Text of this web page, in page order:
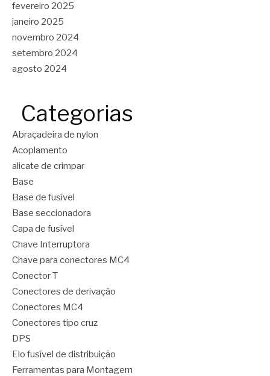
fevereiro 2025
janeiro 2025
novembro 2024
setembro 2024
agosto 2024
Categorias
Abraçadeira de nylon
Acoplamento
alicate de crimpar
Base
Base de fusível
Base seccionadora
Capa de fusível
Chave Interruptora
Chave para conectores MC4
Conector T
Conectores de derivação
Conectores MC4
Conectores tipo cruz
DPS
Elo fusível de distribuição
Ferramentas para Montagem